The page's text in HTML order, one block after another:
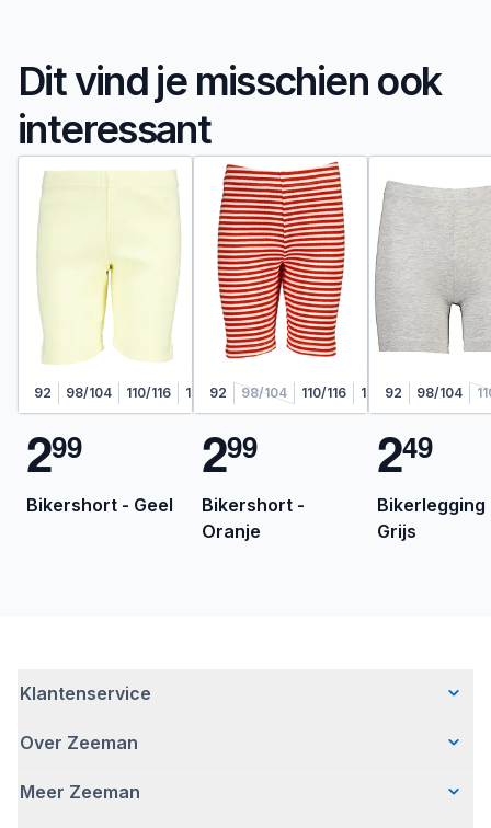
Dit vind je misschien ook
interessant
92 98/104 110/116 122/128
299
Bikershort - Geel
92 98/104 110/116 122/128
299
Bikershort -
Oranje
92 98/104
249
Bikerlegging
Grijs
Klantenservice
Veelgestelde vragen
Bezorgen
Over Zeeman
Wie wij zijn
Meer Zeeman